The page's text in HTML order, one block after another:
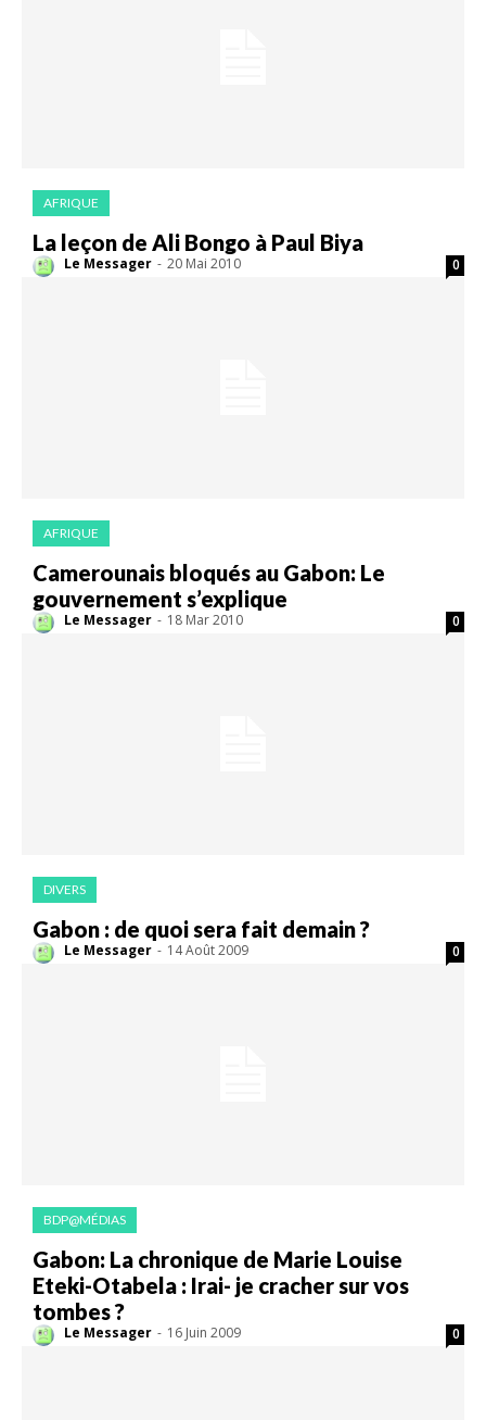
AFRIQUE
La leçon de Ali Bongo à Paul Biya
Le Messager - 20 Mai 2010 0
AFRIQUE
Camerounais bloqués au Gabon: Le
gouvernement s’explique
Le Messager - 18 Mar 2010 0
DIVERS
Gabon : de quoi sera fait demain ?
Le Messager - 14 Août 2009 0
BDP@MÉDIAS
Gabon: La chronique de Marie Louise
Eteki-Otabela : Irai- je cracher sur vos
tombes ?
Le Messager - 16 Juin 2009 0